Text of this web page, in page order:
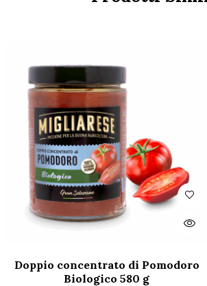
Doppio concentrato di Pomodoro
Biologico 580 g